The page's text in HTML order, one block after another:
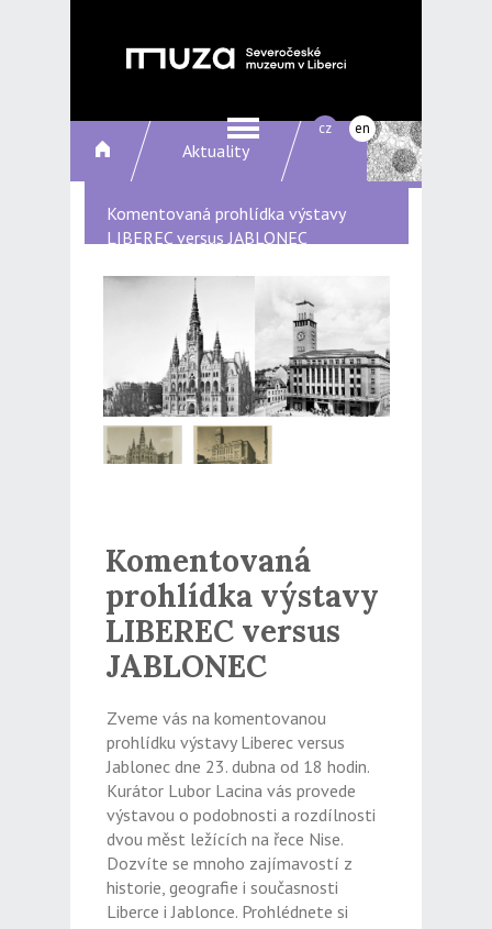
cz en
Aktuality
Komentovaná prohlídka výstavy
LIBEREC versus JABLONEC
Komentovaná
prohlídka výstavy
LIBEREC versus
JABLONEC
Zveme vás na komentovanou
prohlídku výstavy Liberec versus
Jablonec dne 23. dubna od 18 hodin.
Kurátor Lubor Lacina vás provede
výstavou o podobnosti a rozdílnosti
dvou měst ležících na řece Nise.
Dozvíte se mnoho zajímavostí z
historie, geografie i současnosti
Liberce i Jablonce. Prohlédnete si